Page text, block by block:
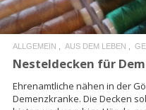
ALLGEMEIN AUS DEM LEBEN
Nesteldecken für
Ehrenamtliche nähen in der
Demenzkranke. Die Decken